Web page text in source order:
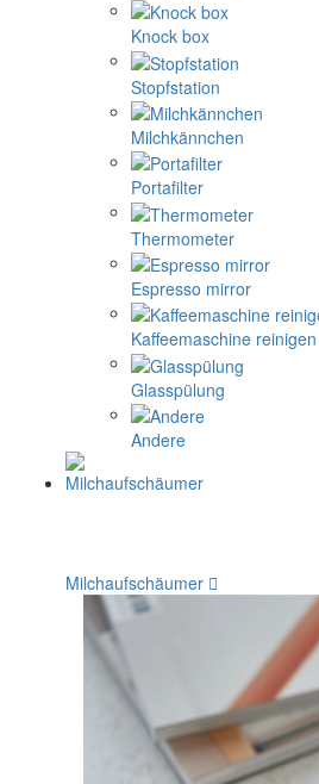
Knock box
Stopfstation
Milchkännchen
Portafilter
Thermometer
Espresso mirror
Kaffeemaschine reinigen
Glasspülung
Andere
Milchaufschäumer